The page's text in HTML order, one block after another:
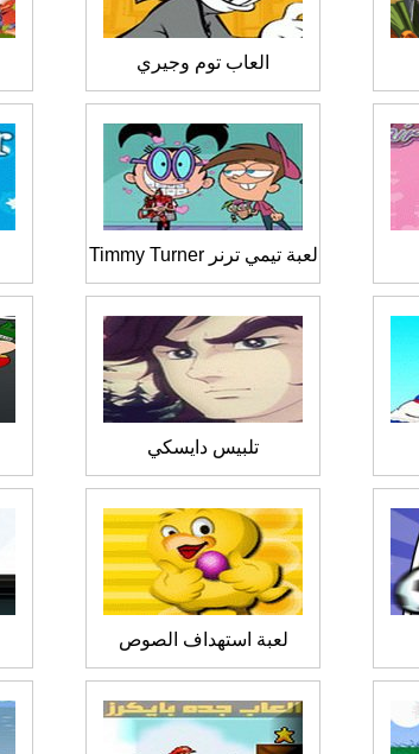
العاب توم وجيري
لعبة تيمي ترنر Timmy Turner
تلبيس دايسكي
لعبة استهداف الصوص